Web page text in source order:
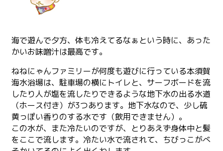
海で遊んで夕方、体も冷えてるなぁという時に、あった
かいお味噌汁は最高です。
ねねにゃんファミリーが何度も遊びに行っている本須賀
海水浴場は、駐車場の横にトイレと、サーフボードを流
したり人が塩を流したりできるような地下水の出る水道
（ホース付き）が3つあります。地下水なので、少し硫
黄っぽい香りのする水です（飲用できません）。
この水が、また冷たいのですが、とりあえず身体中と髪
をここで流します。冷たい水で流されて、ちびっこがべ